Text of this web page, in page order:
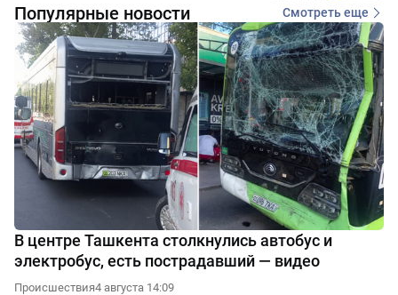
Популярные новости Смотреть еще
В центре Ташкента столкнулись автобус и
электробус, есть пострадавший — видео
Происшествия4 августа 14:09